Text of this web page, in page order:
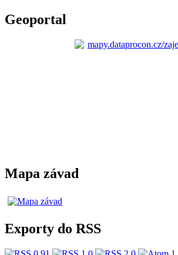
Geoportal
Mapa závad
Exporty do RSS